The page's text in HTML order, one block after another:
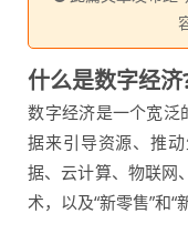
什么是数字经济
数字经济是一个宽泛
据来引导资源、推
据、‌云计算、‌物联网
术，以及“‌新零售”和“‌